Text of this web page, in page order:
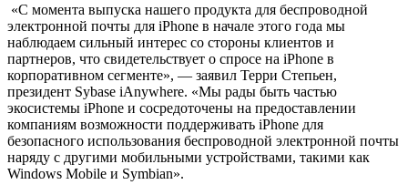
«С момента выпуска нашего продукта для беспроводной
электронной почты для iPhone в начале этого года мы
наблюдаем сильный интерес со стороны клиентов и
партнеров, что свидетельствует о спросе на iPhone в
корпоративном сегменте», — заявил Терри Степьен,
президент Sybase iAnywhere. «Мы рады быть частью
экосистемы iPhone и сосредоточены на предоставлении
компаниям возможности поддерживать iPhone для
безопасного использования беспроводной электронной почты
наряду с другими мобильными устройствами, такими как
Windows Mobile и Symbian».